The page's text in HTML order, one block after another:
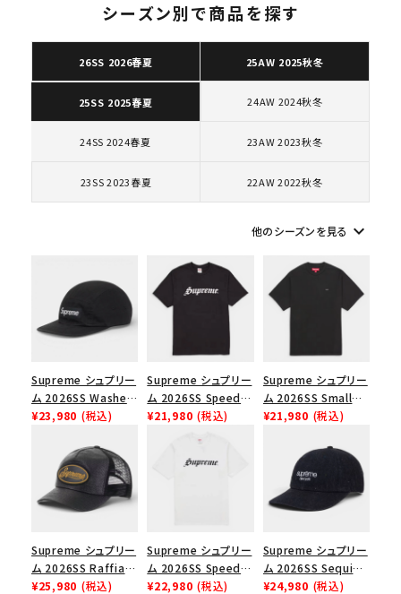
人気ワード
キャップ・ハット
パーカー・クルーネック
ショルダー・ウエストバッグ
ボックスロゴ ブラックスウェット
カテゴリーから探す
価格から探す
在庫のない商品を表示する
シーズン別で商品を探す
26SS 2026春夏 25AW 2025秋冬
25SS 2025春夏 24AW 2024秋冬
24SS 2024春夏 23AW 2023秋冬
23SS 2023春夏 22AW 2022秋冬
他のシーズンを見る keyboard_arrow_down
Supreme シュプリー
ム 2026SS Washed
Chino Twill Camp
ノツイル キャンプキャ
ップ ブラック
¥23,980 (税込)
Supreme シュプリー
ム 2026SS Speed
Tee スピードTシャツ
¥21,980 (税込)
Supreme シュプリー
ム 2026SS Small
Box Tee スモールボ
¥21,980 (税込)
Supreme シュプリー
ム 2026SS Raffia
Mesh Back 5-Panel
¥25,980 (税込)
Supreme シュプリー
ム 2026SS Speed
Tee スピードTシャツ
¥22,980 (税込)
Supreme シュプリー
ム 2026SS Sequin
Denim Classic
¥24,980 (税込)